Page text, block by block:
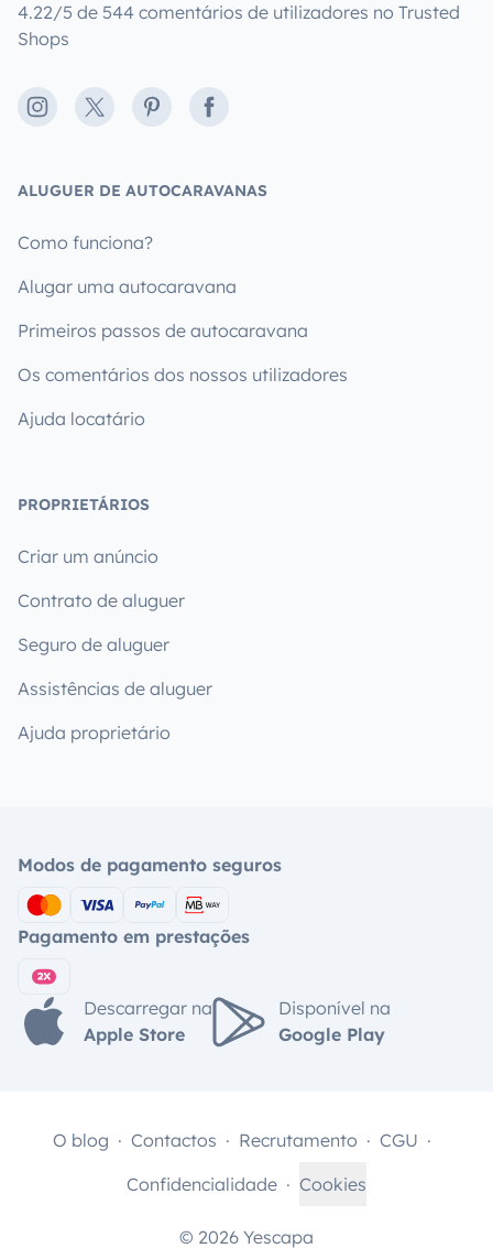
4.22/5 de 544 comentários de utilizadores no Trusted
Shops
Instagram
X PinterestFacebook
ALUGUER DE AUTOCARAVANAS
Como funciona?
Alugar uma autocaravana
Primeiros passos de autocaravana
Os comentários dos nossos utilizadores
Ajuda locatário
PROPRIETÁRIOS
Criar um anúncio
Contrato de aluguer
Seguro de aluguer
Assistências de aluguer
Ajuda proprietário
Modos de pagamento seguros
Pagamento em prestações
Descarregar na
Apple Store
Disponível na
Google Play
© 2026 Yescapa
O blog Contactos Recrutamento
CGU
Confidencialidade
Cookies